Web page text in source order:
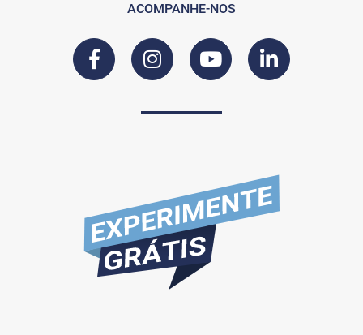
ACOMPANHE-NOS